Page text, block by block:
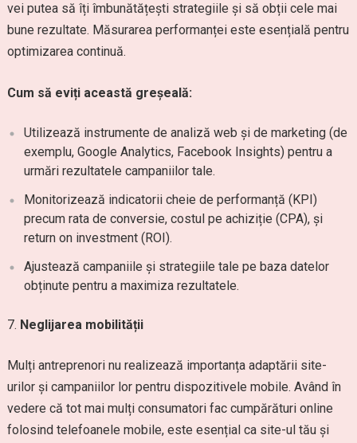
vei putea să îți îmbunătățești strategiile și să obții cele mai
bune rezultate. Măsurarea performanței este esențială pentru
optimizarea continuă.
Cum să eviți această greșeală:
Utilizează instrumente de analiză web și de marketing (de
exemplu, Google Analytics, Facebook Insights) pentru a
urmări rezultatele campaniilor tale.
Monitorizează indicatorii cheie de performanță (KPI)
precum rata de conversie, costul pe achiziție (CPA), și
return on investment (ROI).
Ajustează campaniile și strategiile tale pe baza datelor
obținute pentru a maximiza rezultatele.
Neglijarea mobilității
Mulți antreprenori nu realizează importanța adaptării site-
urilor și campaniilor lor pentru dispozitivele mobile. Având în
vedere că tot mai mulți consumatori fac cumpărături online
folosind telefoanele mobile, este esențial ca site-ul tău și